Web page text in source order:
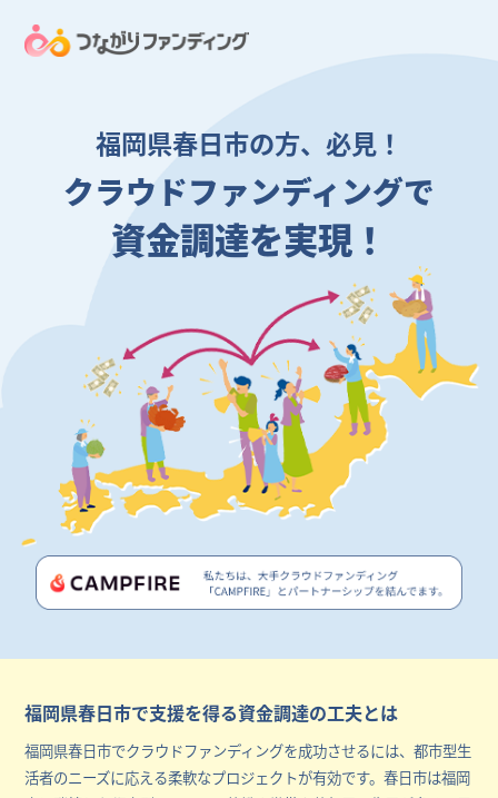
福岡県春日市の方、必見！
クラウドファンディングで
資金調達を実現！
福岡県春日市で支援を得る資金調達の工夫とは
福岡県春日市でクラウドファンディングを成功させるには、都市型生
活者のニーズに応える柔軟なプロジェクトが有効です。春日市は福岡